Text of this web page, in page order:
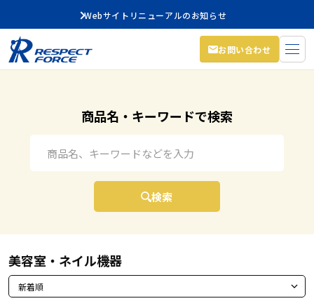
Webサイトリニューアルのお知らせ
お問い合わせ
商品名・キーワードで検索
検索
美容室・ネイル機器
並び替え